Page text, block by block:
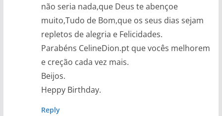
não seria nada,que Deus te abençoe
muito,Tudo de Bom,que os seus dias sejam
repletos de alegria e Felicidades.
Parabéns CelineDion.pt que vocês melhorem
e creção cada vez mais.
Beijos.
Heppy Birthday.
Reply